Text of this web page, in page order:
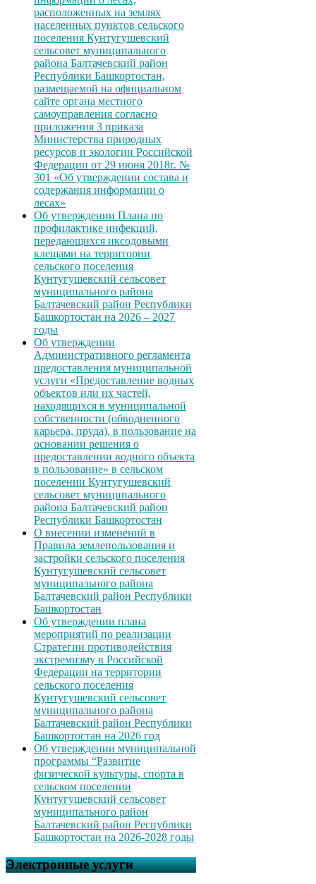
расположенных на землях
населенных пунктов сельского
поселения Кунтугушевский
сельсовет муниципального
района Балтачевский район
Республики Башкортостан,
размещаемой на официальном
сайте органа местного
самоуправления согласно
приложения 3 приказа
Министерства природных
ресурсов и экологии Российской
Федерации от 29 июня 2018г. №
301 «Об утверждении состава и
содержания информации о
лесах»
Об утверждении Плана по
профилактике инфекций,
передающихся иксодовыми
клещами на территории
сельского поселения
Кунтугушевский сельсовет
муниципального района
Балтачевский район Республики
Башкортостан на 2026 – 2027
годы
Об утверждении
Административного регламента
предоставления муниципальной
услуги «Предоставление водных
объектов или их частей,
находящихся в муниципальной
собственности (обводненного
карьера, пруда), в пользование на
основании решения о
предоставлении водного объекта
в пользование» в сельском
поселении Кунтугушевский
сельсовет муниципального
района Балтачевский район
Республики Башкортостан
О внесении изменений в
Правила землепользования и
застройки сельского поселения
Кунтугушевский сельсовет
муниципального района
Балтачевский район Республики
Башкортостан
Об утверждении плана
мероприятий по реализации
Стратегии противодействия
экстремизму в Российской
Федерации на территории
сельского поселения
Кунтугушевский сельсовет
муниципального района
Балтачевский район Республики
Башкортостан на 2026 год
Об утверждении муниципальной
программы “Развитие
физической культуры, спорта в
сельском поселении
Кунтугушевский сельсовет
муниципального район
Балтачевский район Республики
Башкортостан на 2026-2028 годы
Электронные услуги